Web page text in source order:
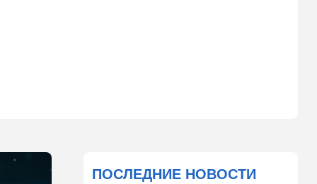
ПОСЛЕДНИЕ НОВОСТИ